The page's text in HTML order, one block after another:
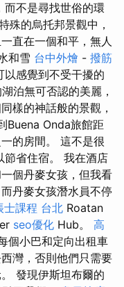
不是尋找世俗的環
殊的烏托邦景觀中，
直在一個和平，無人
和雪 台中外燴 - 撥筋
以感覺到不受干擾的
泊無可否認的美麗，
樣的神話般的景觀，
Buena Onda旅館距
的房間。 這不是很
節省住宿。 我在酒店
個丹麥女孩，但我看
丹麥女孩潛水員不停
士課程 台北 Roatan
seo優化 Hub。 高
個小巴和定向出租車
灣，否則他們只需要
發現伊斯坦布爾的